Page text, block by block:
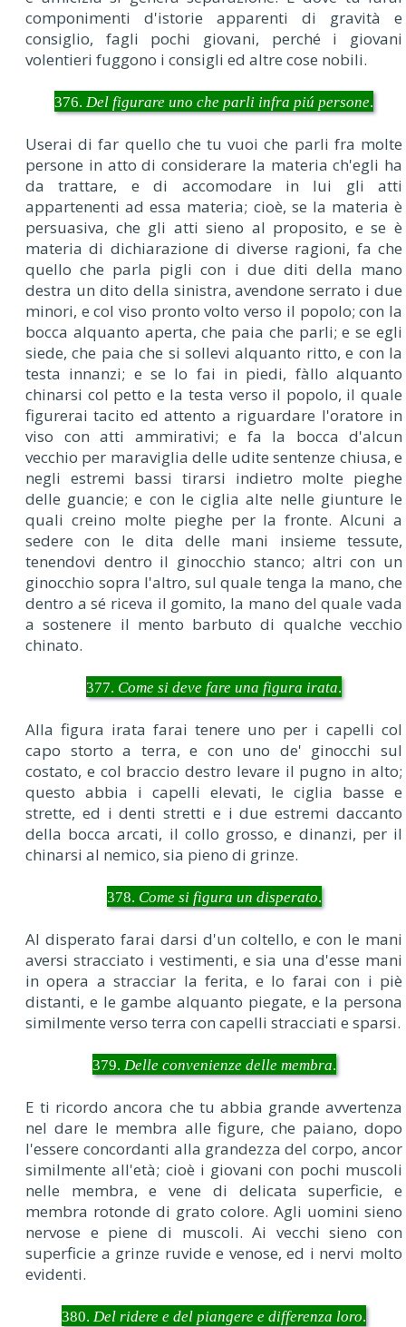
componimenti d'istorie apparenti di gravità e
consiglio, fagli pochi giovani, perché i giovani
volentieri fuggono i consigli ed altre cose nobili.
376. Del figurare uno che parli infra piú persone.
Userai di far quello che tu vuoi che parli fra molte
persone in atto di considerare la materia ch'egli ha
da trattare, e di accomodare in lui gli atti
appartenenti ad essa materia; cioè, se la materia è
persuasiva, che gli atti sieno al proposito, e se è
materia di dichiarazione di diverse ragioni, fa che
quello che parla pigli con i due diti della mano
destra un dito della sinistra, avendone serrato i due
minori, e col viso pronto volto verso il popolo; con la
bocca alquanto aperta, che paia che parli; e se egli
siede, che paia che si sollevi alquanto ritto, e con la
testa innanzi; e se lo fai in piedi, fàllo alquanto
chinarsi col petto e la testa verso il popolo, il quale
figurerai tacito ed attento a riguardare l'oratore in
viso con atti ammirativi; e fa la bocca d'alcun
vecchio per maraviglia delle udite sentenze chiusa, e
negli estremi bassi tirarsi indietro molte pieghe
delle guancie; e con le ciglia alte nelle giunture le
quali creino molte pieghe per la fronte. Alcuni a
sedere con le dita delle mani insieme tessute,
tenendovi dentro il ginocchio stanco; altri con un
ginocchio sopra l'altro, sul quale tenga la mano, che
dentro a sé riceva il gomito, la mano del quale vada
a sostenere il mento barbuto di qualche vecchio
chinato.
377. Come si deve fare una figura irata.
Alla figura irata farai tenere uno per i capelli col
capo storto a terra, e con uno de' ginocchi sul
costato, e col braccio destro levare il pugno in alto;
questo abbia i capelli elevati, le ciglia basse e
strette, ed i denti stretti e i due estremi daccanto
della bocca arcati, il collo grosso, e dinanzi, per il
chinarsi al nemico, sia pieno di grinze.
378. Come si figura un disperato.
Al disperato farai darsi d'un coltello, e con le mani
aversi stracciato i vestimenti, e sia una d'esse mani
in opera a stracciar la ferita, e lo farai con i piè
distanti, e le gambe alquanto piegate, e la persona
similmente verso terra con capelli stracciati e sparsi.
379. Delle convenienze delle membra.
E ti ricordo ancora che tu abbia grande avvertenza
nel dare le membra alle figure, che paiano, dopo
l'essere concordanti alla grandezza del corpo, ancor
similmente all'età; cioè i giovani con pochi muscoli
nelle membra, e vene di delicata superficie, e
membra rotonde di grato colore. Agli uomini sieno
nervose e piene di muscoli. Ai vecchi sieno con
superficie a grinze ruvide e venose, ed i nervi molto
evidenti.
380. Del ridere e del piangere e differenza loro.